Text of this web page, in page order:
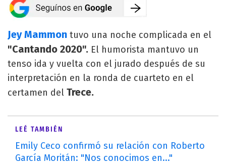
Jey Mammon tuvo una noche complicada en el
"Cantando 2020". El humorista mantuvo un
tenso ida y vuelta con el jurado después de su
interpretación en la ronda de cuarteto en el
certamen del Trece.
LEÉ TAMBIÉN
Emily Ceco confirmó su relación con Roberto
García Moritán: "Nos conocimos en..."